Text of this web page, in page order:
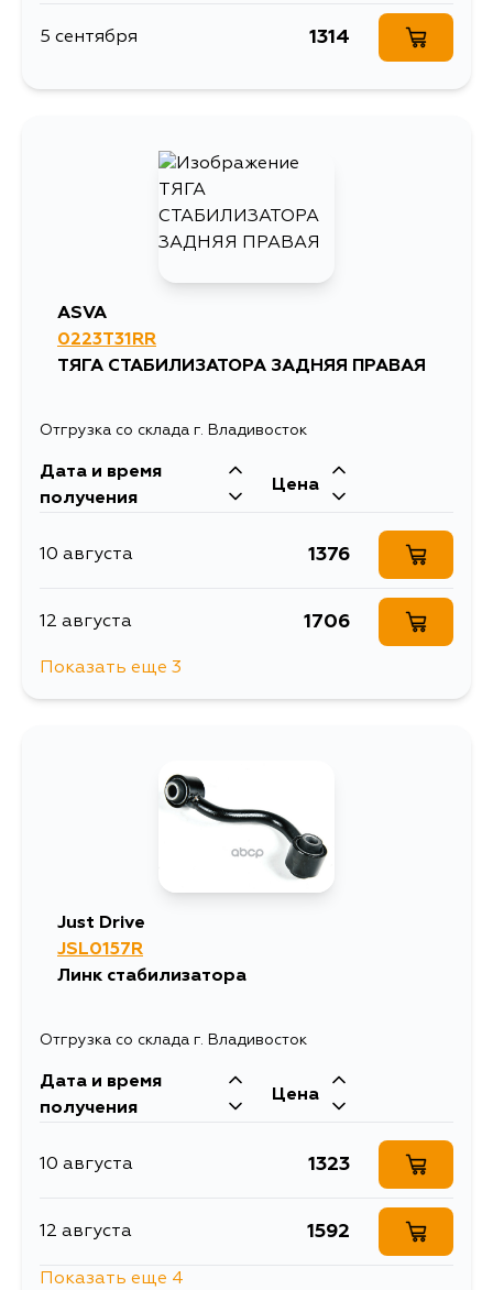
5 сентября 1314
ASVA
0223T31RR
ТЯГА СТАБИЛИЗАТОРА ЗАДНЯЯ ПРАВАЯ
Отгрузка со склада г. Владивосток
Дата и время
получения
Цена
10 августа 1376
12 августа 1706
Показать еще 3
Just Drive
JSL0157R
Линк стабилизатора
Отгрузка со склада г. Владивосток
Дата и время
получения
Цена
10 августа 1323
12 августа 1592
Показать еще 4